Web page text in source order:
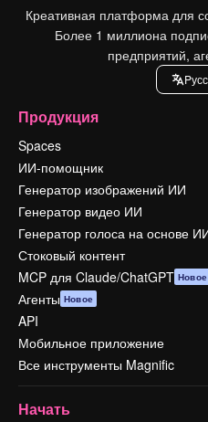
Креативная платформа для
Более 1 миллиона
предприятий,
Продукция
Spaces
ИИ-помощник
Генератор изображений ИИ
Генератор видео ИИ
Генератор голоса на основе
Стоковый контент
MCP для Claude/ChatGPT Новое
Агенты Новое
API
Мобильное приложение
Все инструменты Magnific
Начать